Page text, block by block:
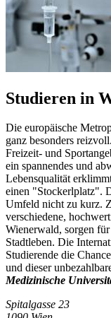
Studieren in
Die europäische
ganz besonders
Freizeit- und
ein spannendes und
Lebensqualität
einen "Stockerlplatz".
Umfeld nicht zu kurz.
verschiedene,
Wienerwald, sorgen
Stadtleben. Die
Studierende die
und dieser
Medizinische
Spitalgasse 23